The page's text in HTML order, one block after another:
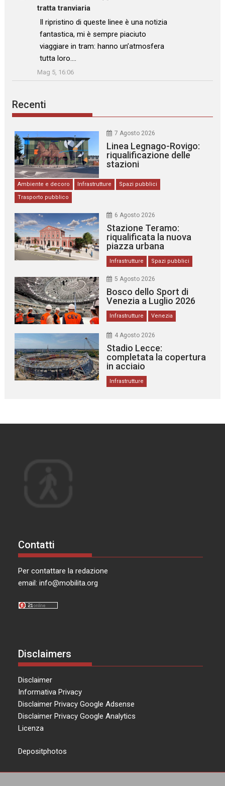
tratta tranviaria
: “
Il ripristino di queste linee è una notizia
fantastica, mi è sempre piaciuto
viaggiare in tram: hanno un’atmosfera
tutta loro.…
”
Mag 5, 16:06
Recenti
7 Agosto 2026
Linea Legnago-Rovigo:
riqualificazione delle
stazioni
Ambiente e decoro Infrastrutture
Spazi pubblici
Trasporto pubblico
6 Agosto 2026
Stazione Teramo:
riqualificata la nuova
piazza urbana
Infrastrutture Spazi pubblici
5 Agosto 2026
Bosco dello Sport di
Venezia a Luglio 2026
Infrastrutture Venezia
4 Agosto 2026
Stadio Lecce:
completata la copertura
in acciaio
Infrastrutture
Contatti
Per contattare la redazione
email:info@mobilita.org
Disclaimers
Disclaimer
Informativa Privacy
Disclaimer Privacy Google Adsense
Disclaimer Privacy Google Analytics
Licenza
Depositphotos